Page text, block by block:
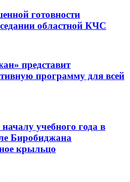
готовности
областной КЧС
представит
программу для всей
учебного года в
Биробиджана
крыльцо